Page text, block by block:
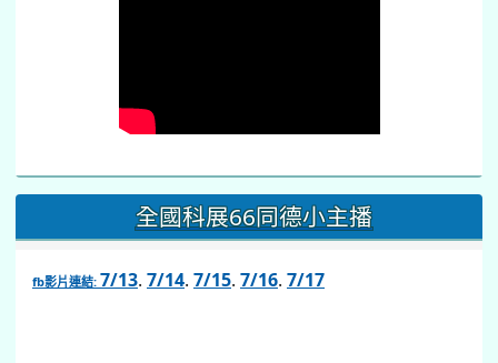
全國科展66同德小主播
fb影片連結: 7/13. 7/14. 7/15. 7/16. 7/17